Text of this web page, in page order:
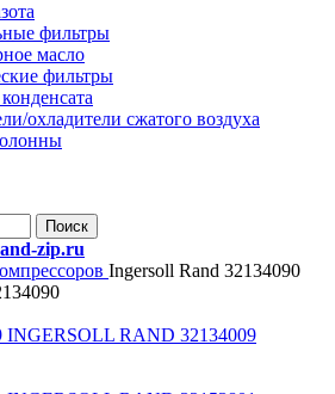
фильтры
масло
фильтры
охладители сжатого воздуха
Поиск
zip.ru
Ingersoll Rand 32134090
INGERSOLL RAND 32134009